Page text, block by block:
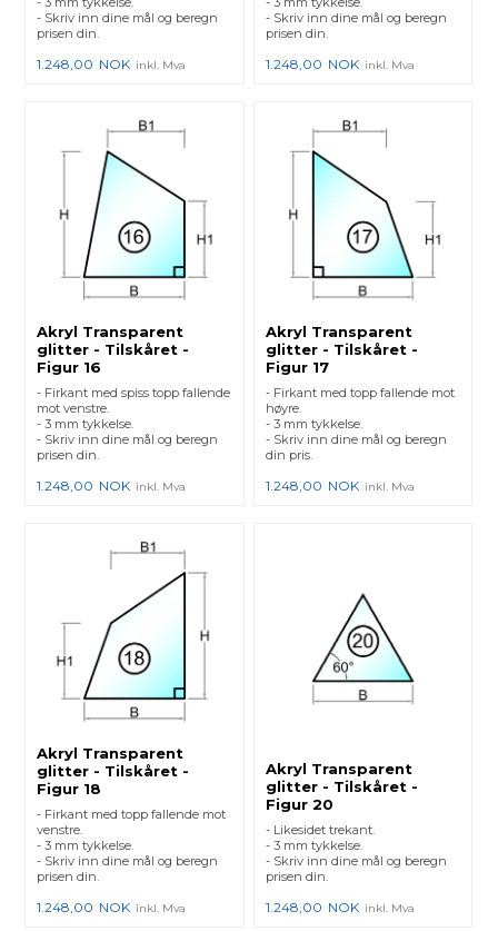
- Skriv inn dine mål og beregn
prisen din.
1.248,00 NOK inkl. Mva
- Skriv inn dine mål og beregn
prisen din.
1.248,00 NOK inkl. Mva
Akryl Transparent
glitter - Tilskåret -
Figur 16
- Firkant med spiss topp fallende
mot venstre.
- 3 mm tykkelse.
- Skriv inn dine mål og beregn
prisen din.
1.248,00 NOK inkl. Mva
Akryl Transparent
glitter - Tilskåret -
Figur 17
- Firkant med topp fallende mot
høyre.
- 3 mm tykkelse.
- Skriv inn dine mål og beregn
din pris.
1.248,00 NOK inkl. Mva
Akryl Transparent
glitter - Tilskåret -
Figur 18
- Firkant med topp fallende mot
venstre.
- 3 mm tykkelse.
- Skriv inn dine mål og beregn
prisen din.
1.248,00 NOK inkl. Mva
Akryl Transparent
glitter - Tilskåret -
Figur 20
- Likesidet trekant.
- 3 mm tykkelse.
- Skriv inn dine mål og beregn
prisen din.
1.248,00 NOK inkl. Mva